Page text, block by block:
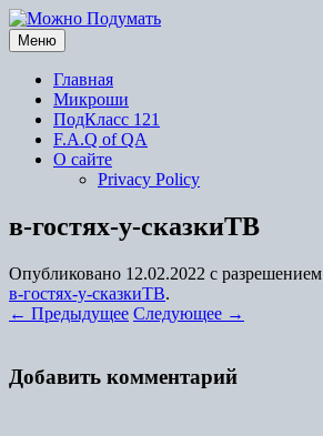
Перейти
к
содержимому
Меню
Главная
Микроши
ПодКласс 121
F.A.Q of QA
О сайте
Privacy Policy
в-гостях-у-сказкиТВ
Опубликовано 12.02.2022 с разрешением
в-гостях-у-сказкиТВ.
← Предыдущее Следующее →
Добавить комментарий